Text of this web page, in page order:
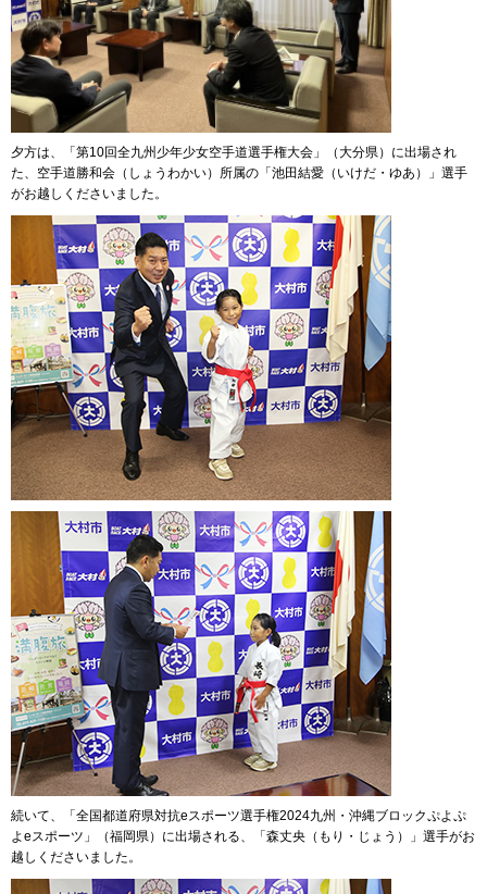
夕方は、「第10回全九州少年少女空手道選手権大会」（大分県）に出場され
た、空手道勝和会（しょうわかい）所属の「池田結愛（いけだ・ゆあ）」選手
がお越しくださいました。
続いて、「全国都道府県対抗eスポーツ選手権2024九州・沖縄ブロックぷよぷ
よeスポーツ」（福岡県）に出場される、「森丈央（もり・じょう）」選手がお
越しくださいました。